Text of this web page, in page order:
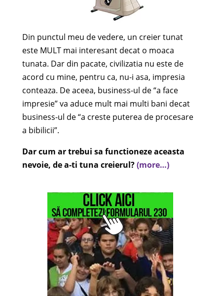
Din punctul meu de vedere, un creier tunat
este MULT mai interesant decat o moaca
tunata. Dar din pacate, civilizatia nu este de
acord cu mine, pentru ca, nu-i asa, impresia
conteaza. De aceea, business-ul de “a face
impresie” va aduce mult mai multi bani decat
business-ul de “a creste puterea de procesare
a bibilicii”.
Dar cum ar trebui sa functioneze aceasta
nevoie, de a-ti tuna creierul?(more…)